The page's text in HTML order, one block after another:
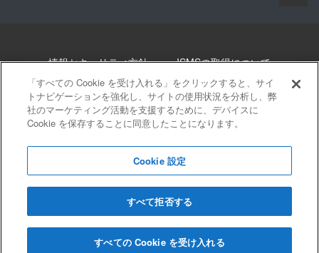
情報セキュリティ方針 ISMSの取得について
個人情報について 勧誘方針 このサイトについて
サイトマップ
「すべての Cookie を受け入れる」をクリックすると、サイ
トナビゲーションを強化し、サイトの使用状況を分析し、弊
社のマーケティング活動を支援するために、デバイスに
Cookie を保存することに同意したことになります。
Cookie 設定
すべて拒否する
すべての Cookie を受け入れる